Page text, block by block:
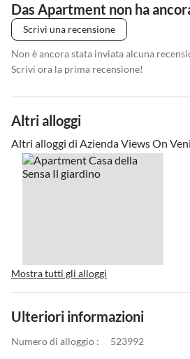
Das Apartment non ha
Scrivi una recensione
Non è ancora stata inviata alcuna
Scrivi ora la prima recensione!
Altri alloggi
Altri alloggi di Azienda Views On
Mostra tutti gli alloggi
Ulteriori informazioni
Numero di alloggio :
523992